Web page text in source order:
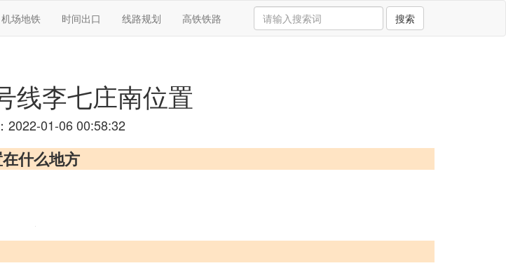
机场地铁 时间出口 线路规划 高铁铁路 搜索
线李七庄南位置
2022-01-06 00:58:32
什么地方